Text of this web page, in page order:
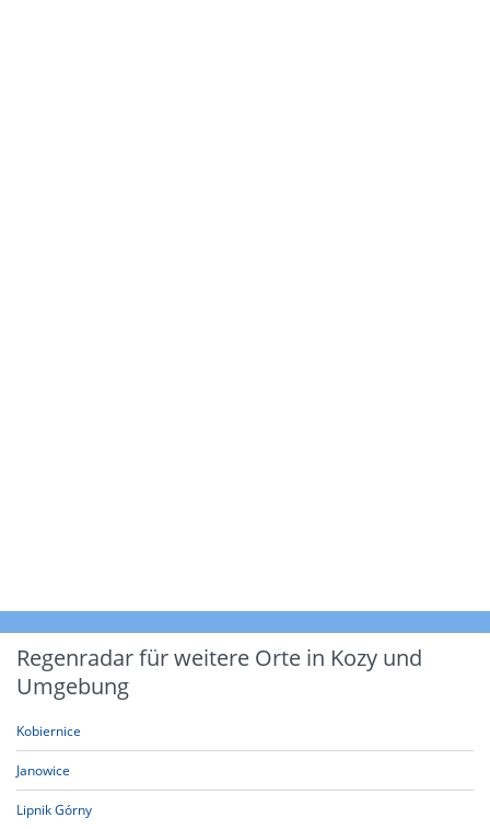
Regenradar für weitere Orte in Kozy und
Umgebung
Kobiernice
Janowice
Lipnik Górny